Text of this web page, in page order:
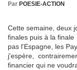
Par POESIE-ACTION
Cette semaine, deux
finales puis à la
pas l'Espagne, les
j'espère,
financier qui ne